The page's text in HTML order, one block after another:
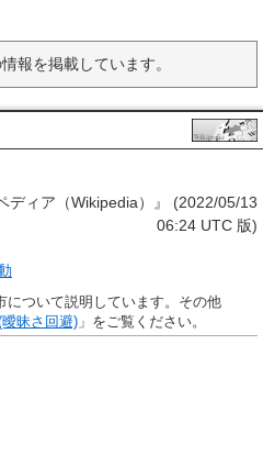
報を掲載しています。
ディア（Wikipedia）』 (2022/05/13
06:24 UTC 版)
について説明しています。その他
昧さ回避) 」をご覧ください。